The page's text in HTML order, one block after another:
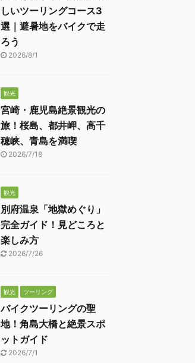
しいツーリングコース3
選｜避暑地をバイクで走
ろう
2026/8/1
観光
宮崎・鹿児島絶景観光の
旅！桜島、都井岬、高千
穂峡、青島を満喫
2026/7/18
観光
別府温泉「地獄めぐり」
完全ガイド！見どころと
楽しみ方
2026/7/26
観光 ツーリング
バイクツーリングの聖
地！角島大橋と絶景スポ
ットガイド
2026/7/1